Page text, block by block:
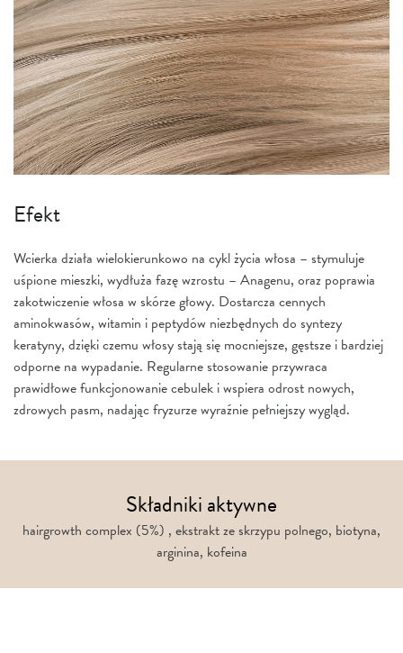
Efekt
Wcierka działa wielokierunkowo na cykl życia włosa – stymuluje
uśpione mieszki, wydłuża fazę wzrostu – Anagenu, oraz poprawia
zakotwiczenie włosa w skórze głowy. Dostarcza cennych
aminokwasów, witamin i peptydów niezbędnych do syntezy
keratyny, dzięki czemu włosy stają się mocniejsze, gęstsze i bardziej
odporne na wypadanie. Regularne stosowanie przywraca
prawidłowe funkcjonowanie cebulek i wspiera odrost nowych,
zdrowych pasm, nadając fryzurze wyraźnie pełniejszy wygląd.
Składniki aktywne
hairgrowth complex (5%) , ekstrakt ze skrzypu polnego, biotyna,
arginina, kofeina